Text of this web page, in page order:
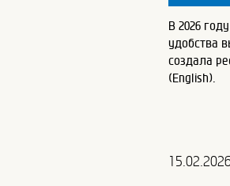
В 2026
удобства
создала
(English).